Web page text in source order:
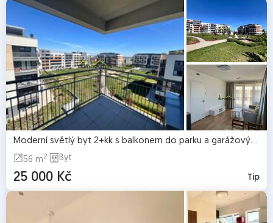
Moderní světlý byt 2+kk s balkonem do parku a garážovým stáním | Praha 5 – Zličín
56 m2 Byt
25 000 Kč Tip